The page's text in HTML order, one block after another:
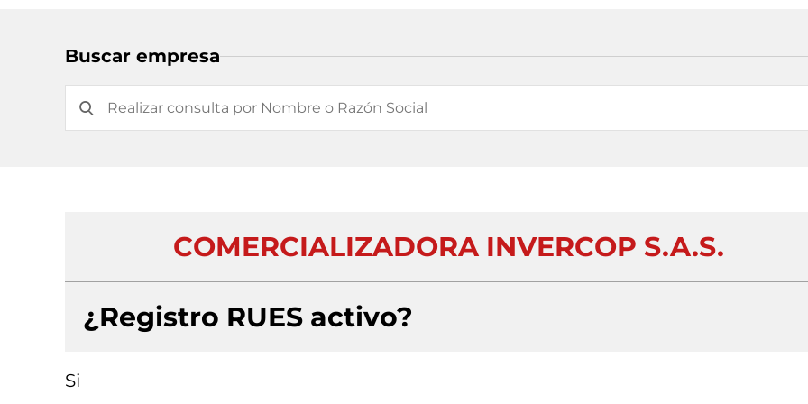
Buscar empresa
COMERCIALIZADORA INVERCOP S.A.S.
¿Registro RUES activo?
Si